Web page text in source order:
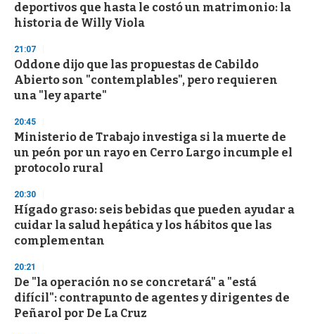
deportivos que hasta le costó un matrimonio: la
historia de Willy Viola
21:07
Oddone dijo que las propuestas de Cabildo
Abierto son "contemplables", pero requieren
una "ley aparte"
20:45
Ministerio de Trabajo investiga si la muerte de
un peón por un rayo en Cerro Largo incumple el
protocolo rural
20:30
Hígado graso: seis bebidas que pueden ayudar a
cuidar la salud hepática y los hábitos que las
complementan
20:21
De "la operación no se concretará" a "está
difícil": contrapunto de agentes y dirigentes de
Peñarol por De La Cruz